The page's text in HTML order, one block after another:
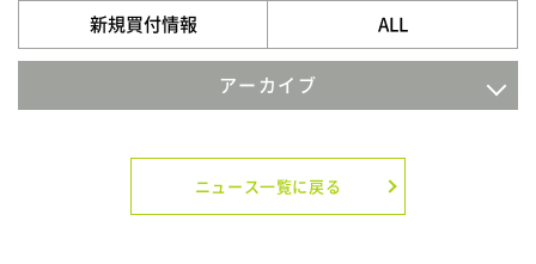
新規買付情報
ALL
アーカイブ
2026年7月
ニュース一覧に戻る